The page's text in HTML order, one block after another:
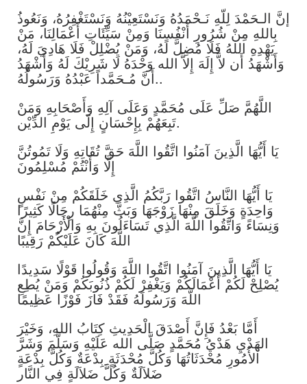
إنَّ الـحَمْدَ لِلّهِ نَـحْمَدُهُ وَنَسْتَعِيْنُهُ وَنَسْتَغْفِرُهُ، وَنَعُوذُ
بِاللهِ مِنْ شُرُورِ أَنْفُسِنَا وَمِنْ سَيِّئَاتِ أَعْمَالِنَا، مَنْ
يَهْدِهِ اللهُ فَلَا مُضِلَّ لَهُ، وَمَنْ يُضْلِلْ فَلَا هَادِيَ لَهُ،
وَأَشْهَدُ أَن لاَّ إِلَهَ إِلاَّ الله وَحْدَهُ لَا شَرِيْكَ لَهُ وَأَشْهَدُ
أَنَّ مُـحَمَّداً عَبْدُهُ وَرَسُولُهُ..
اللَّهُمَّ صَلِّ عَلَى مُحَمَّدٍ وَعَلَى آلِهِ وَأَصْحَابِهِ وَمَنْ
تَبِعَهُمْ بِإِحْسَانٍ إِلَى يَوْمِ الدِّيْن.
يَا أَيُّهَا الَّذِينَ آمَنُوا اتَّقُوا اللَّهَ حَقَّ تُقَاتِهِ وَلَا تَمُوتُنَّ
إِلَّا وَأَنْتُمْ مُسْلِمُونَ
يَا أَيُّهَا النَّاسُ اتَّقُوا رَبَّكُمُ الَّذِي خَلَقَكُمْ مِنْ نَفْسٍ
وَاحِدَةٍ وَخَلَقَ مِنْهَا زَوْجَهَا وَبَثَّ مِنْهُمَا رِجَالًا كَثِيرًا
وَنِسَاءً وَاتَّقُوا اللَّهَ الَّذِي تَسَاءَلُونَ بِهِ وَالْأَرْحَامَ إِنَّ
اللَّهَ كَانَ عَلَيْكُمْ رَقِيبًا
يَا أَيُّهَا الَّذِينَ آمَنُوا اتَّقُوا اللَّهَ وَقُولُوا قَوْلًا سَدِيدًا
يُصْلِحْ لَكُمْ أَعْمَالَكُمْ وَيَغْفِرْ لَكُمْ ذُنُوبَكُمْ وَمَنْ يُطِعِ
اللَّهَ وَرَسُولَهُ فَقَدْ فَازَ فَوْزًا عَظِيمًا
أَمَّا بَعْدُ فَإِنَّ أَصْدَقَ الْحَدِيثِ كِتَابُ اللهِ، وَخَيْرَ
الهَدْيِ هَدْيُ مُحَمَّدٍ صَلَّى الله عَلَيْهِ وَسَلَّمَ وَشَرَّ
الأُمُورِ مُحْدَثَاتُهَا وَكُلَّ مُحْدَثَةٍ ِبِدْعَةٌ وَكُلَّ بِدْعَةٍ
ضَلاَلَةٌ وَكُلَّ ضَلاَلَةٍ فِي النَّار